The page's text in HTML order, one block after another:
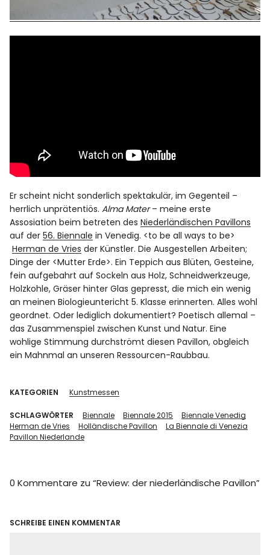
Er scheint nicht sonderlich spektakulär, im Gegenteil –
herrlich unprätentiös.Alma Mater– meine erste
Assosiation beim betreten desNiederländischen Pavillons
auf der56. Biennale in Venedig. <to be all ways to be>
Herman de Vries der Künstler. Die Ausgestellen Arbeiten;
Dinge der <Mutter Erde>. Ein Teppich aus Blüten, Gesteine,
fein aufgebahrt auf Sockeln aus Holz, Schneidwerkzeuge,
Holzkohle, Gräser hinter Glas gepresst, die mich ein wenig
an meinen Biologieuntericht 5. Klasse erinnerten. Alles wohl
geordnet. Oder lediglich dokumentiert? Poetisch allemal –
das Zusammenspiel zwischen Kunst und Natur. Eine
wohlige Stimmung durchströmt diesen Pavillon, obgleich
ein Mahnmal an unseren Ressourcen-Raubbau.
KATEGORIEN Kunstmessen
SCHLAGWÖRTER Biennale Biennale 2015
Biennale Venedig
Herman de Vries
Holländische Pavillon
La Biennale di Venezia
Pavillon Niederlande
0 Kommentare zu “Review: der niederländische Pavillon”
SCHREIBE EINEN KOMMENTAR